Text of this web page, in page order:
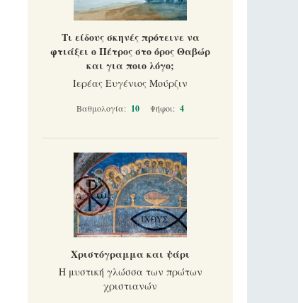
Τι είδους σκηνές πρότεινε να
φτιάξει ο Πέτρος στο όρος Θαβώρ
και για ποιο λόγο;
Ιερέας Ευγένιος Μούρζιν
Βαθμολογία: 10 Ψήφοι: 4
Χριστόγραμμα και ψάρι
Η μυστική γλώσσα των πρώτων
χριστιανών